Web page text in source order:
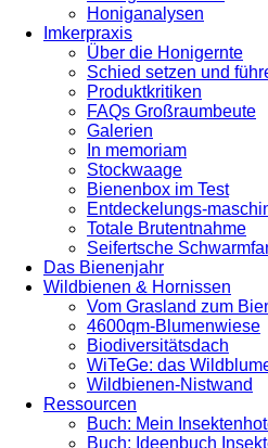
Honiganalysen
Imkerpraxis
Über die Honigernte
Schied setzen und
Produktkritiken
FAQs Großraumbeute
Galerien
In memoriam
Stockwaage
Bienenbox im Test
Entdeckelungs-
Totale Brutentnahme
Seifertsche
Das Bienenjahr
Wildbienen & Hornissen
Vom Grasland zum
4600qm-Blumenwiese
Biodiversitätsdach
WiTeGe: das
Wildbienen-Nistwand
Ressourcen
Buch: Mein
Buch: Ideenbuch